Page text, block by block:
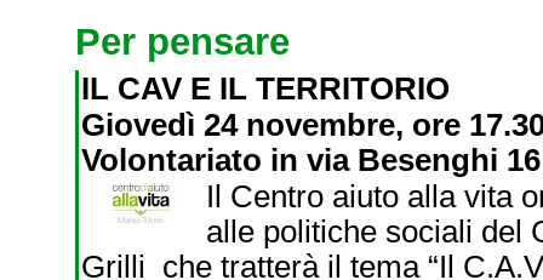
Per pensare
IL CAV E IL TERRITORIO
Giovedì 24 novembre, ore
Volontariato in via Besenghi
Il Centro aiuto alla vita
alle politiche sociali del
Grilli che tratterà il tema “Il